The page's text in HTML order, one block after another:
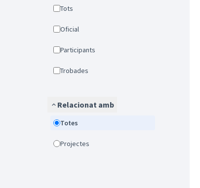
Tots
Oficial
Participants
Trobades
Relacionat amb
Totes
Projectes